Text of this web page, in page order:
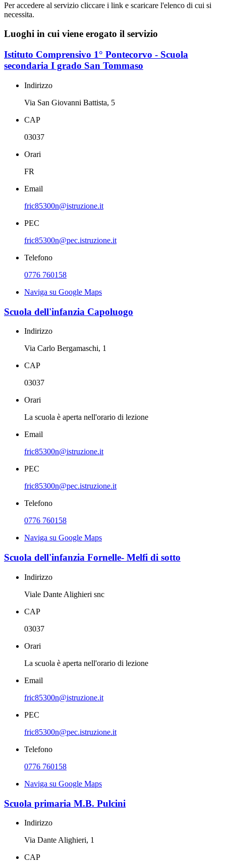
Per accedere al servizio cliccare i link e scaricare l'elenco di cui si
necessita.
Luoghi in cui viene erogato il servizio
Istituto Comprensivo 1° Pontecorvo - Scuola
secondaria I grado San Tommaso
Indirizzo
Via San Giovanni Battista, 5
CAP
03037
Orari
FR
Email
fric85300n@istruzione.it
PEC
fric85300n@pec.istruzione.it
Telefono
0776 760158
Naviga su Google Maps
Scuola dell'infanzia Capoluogo
Indirizzo
Via Carlo Bergamaschi, 1
CAP
03037
Orari
La scuola è aperta nell'orario di lezione
Email
fric85300n@istruzione.it
PEC
fric85300n@pec.istruzione.it
Telefono
0776 760158
Naviga su Google Maps
Scuola dell'infanzia Fornelle- Melfi di sotto
Indirizzo
Viale Dante Alighieri snc
CAP
03037
Orari
La scuola è aperta nell'orario di lezione
Email
fric85300n@istruzione.it
PEC
fric85300n@pec.istruzione.it
Telefono
0776 760158
Naviga su Google Maps
Scuola primaria M.B. Pulcini
Indirizzo
Via Dante Alighieri, 1
CAP